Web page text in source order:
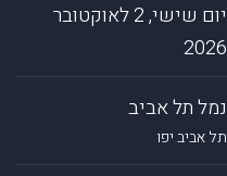
יום שישי, 2 לאוקטובר
2026
נמל תל אביב
תל אביב יפו